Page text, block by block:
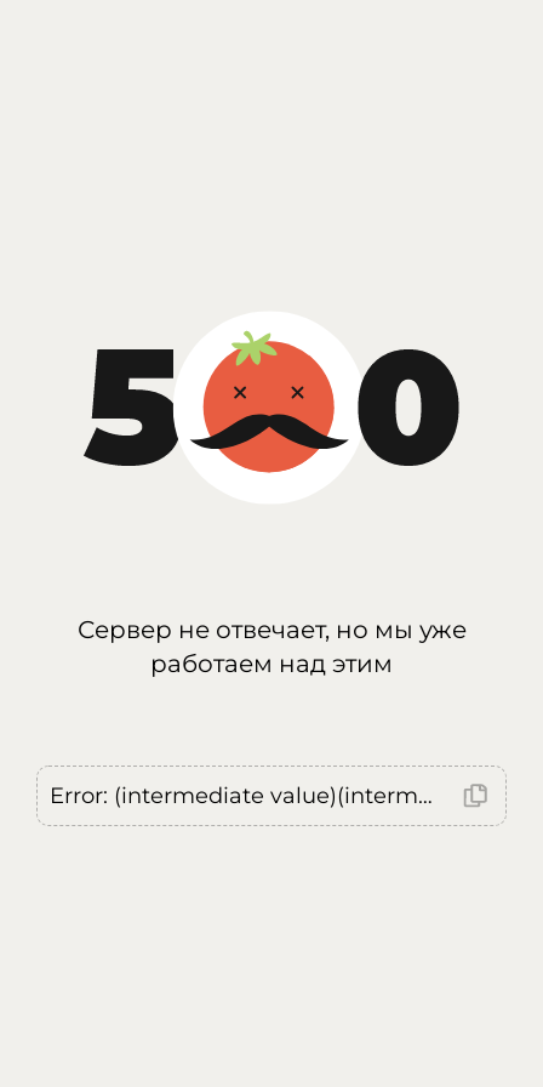
Сервер не отвечает, но мы уже
работаем над этим
Error: (intermediate value)(intermediate value)(intermediate value).replaceAll is not a function